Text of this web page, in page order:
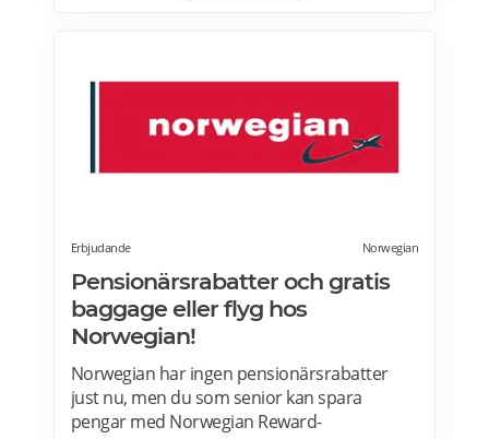
pensionärsrabatter och EuroBonus på SAS
Erbjudande Norwegian
Pensionärsrabatter och gratis
baggage eller flyg hos
Norwegian!
Norwegian har ingen pensionärsrabatter
just nu, men du som senior kan spara
pengar med Norwegian Reward-